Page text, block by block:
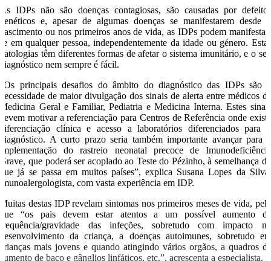
As IDPs não são doenças contagiosas, são causadas por defeitos
genéticos e, apesar de algumas doenças se manifestarem desde o
nascimento ou nos primeiros anos de vida, as IDPs podem manifestar-
se em qualquer pessoa, independentemente da idade ou género. Estas
patologias têm diferentes formas de afetar o sistema imunitário, e o seu
diagnóstico nem sempre é fácil.
“Os principais desafios do âmbito do diagnóstico das IDPs são a
necessidade de maior divulgação dos sinais de alerta entre médicos de
Medicina Geral e Familiar, Pediatria e Medicina Interna. Estes sinais
devem motivar a referenciação para Centros de Referência onde existe
diferenciação clínica e acesso a laboratórios diferenciados para o
diagnóstico. A curto prazo seria também importante avançar para a
implementação do rastreio neonatal precoce de Imunodeficiência
Grave, que poderá ser acoplado ao Teste do Pézinho, à semelhança do
que já se passa em muitos países”, explica Susana Lopes da Silva,
imunoalergologista, com vasta experiência em IDP.
Muitas destas IDP revelam sintomas nos primeiros meses de vida, pelo
que “os pais devem estar atentos a um possível aumento da
frequência/gravidade das infeções, sobretudo com impacto no
desenvolvimento da criança, a doenças autoimunes, sobretudo em
crianças mais jovens e quando atingindo vários orgãos, a quadros de
aumento de baço e gânglios linfáticos, etc.”, acrescenta a especialista.